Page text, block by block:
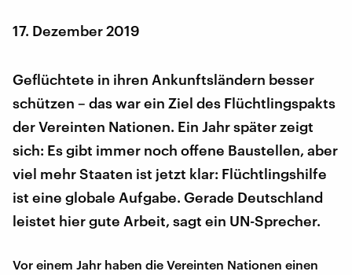
17. Dezember 2019
Geflüchtete in ihren Ankunftsländern besser
schützen – das war ein Ziel des Flüchtlingspakts
der Vereinten Nationen. Ein Jahr später zeigt
sich: Es gibt immer noch offene Baustellen, aber
viel mehr Staaten ist jetzt klar: Flüchtlingshilfe
ist eine globale Aufgabe. Gerade Deutschland
leistet hier gute Arbeit, sagt ein UN-Sprecher.
Vor einem Jahr haben die Vereinten Nationen einen